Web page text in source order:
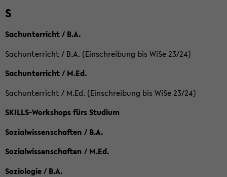
S
Sachunterricht / B.A.
Sachunterricht / B.A. (Einschreibung bis WiSe 23/24)
Sachunterricht / M.Ed.
Sachunterricht / M.Ed. (Einschreibung bis WiSe 23/24)
SKILLS-Workshops fürs Studium
Sozialwissenschaften / B.A.
Sozialwissenschaften / M.Ed.
Soziologie / B.A.